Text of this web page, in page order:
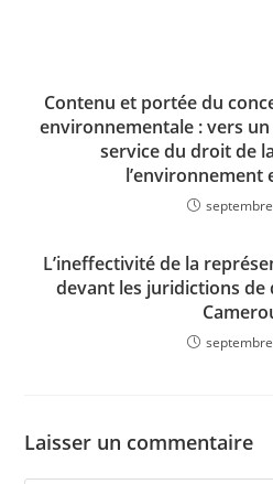
Contenu et portée du
environnementale : vers
service du droit de
l’environnement
L’ineffectivité de la
devant les juridictions
Laisser un commentaire